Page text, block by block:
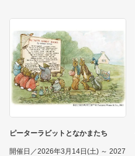
ピーターラビットとなかまたち
開催日／2026年3月14日(土) ～ 2027